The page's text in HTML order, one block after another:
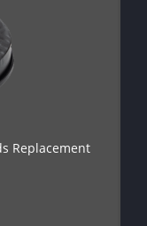
Replacement